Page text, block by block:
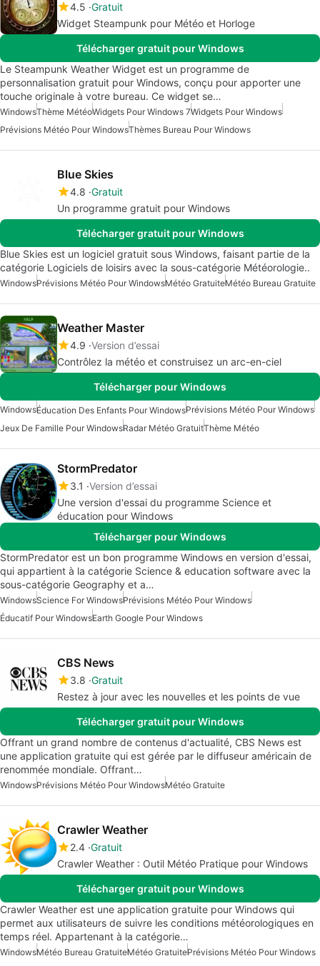
4.5 Gratuit
Widget Steampunk pour Météo et Horloge
Télécharger gratuit pour Windows
Le Steampunk Weather Widget est un programme de
personnalisation gratuit pour Windows, conçu pour apporter une
touche originale à votre bureau. Ce widget se…
WindowsThème MétéoWidgets Pour Windows 7Widgets Pour Windows
Prévisions Météo Pour WindowsThèmes Bureau Pour Windows
Blue Skies
4.8 Gratuit
Un programme gratuit pour Windows
Télécharger gratuit pour Windows
Blue Skies est un logiciel gratuit sous Windows, faisant partie de la
catégorie Logiciels de loisirs avec la sous-catégorie Météorologie..
WindowsPrévisions Météo Pour WindowsMétéo GratuiteMétéo Bureau Gratuite
Weather Master
4.9 Version d’essai
Contrôlez la météo et construisez un arc-en-ciel
Télécharger pour Windows
WindowsÉducation Des Enfants Pour WindowsPrévisions Météo Pour Windows
Jeux De Famille Pour WindowsRadar Météo GratuitThème Météo
StormPredator
3.1 Version d’essai
Une version d'essai du programme Science et
éducation pour Windows
Télécharger pour Windows
StormPredator est un bon programme Windows en version d'essai,
qui appartient à la catégorie Science & education software avec la
sous-catégorie Geography et a…
WindowsScience For WindowsPrévisions Météo Pour Windows
Éducatif Pour WindowsEarth Google Pour Windows
CBS News
3.8 Gratuit
Restez à jour avec les nouvelles et les points de vue
Télécharger gratuit pour Windows
Offrant un grand nombre de contenus d'actualité, CBS News est
une application gratuite qui est gérée par le diffuseur américain de
renommée mondiale. Offrant…
WindowsPrévisions Météo Pour WindowsMétéo Gratuite
Crawler Weather
2.4 Gratuit
Crawler Weather : Outil Météo Pratique pour Windows
Télécharger gratuit pour Windows
Crawler Weather est une application gratuite pour Windows qui
permet aux utilisateurs de suivre les conditions météorologiques en
temps réel. Appartenant à la catégorie…
WindowsMétéo Bureau GratuiteMétéo GratuitePrévisions Météo Pour Windows